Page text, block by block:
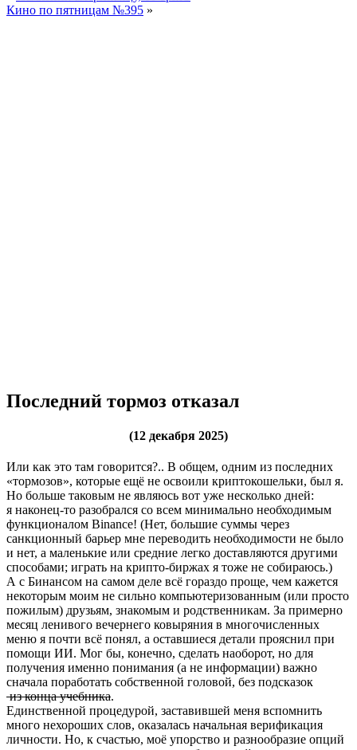
Кино по пятницам №395 »
Последний тормоз отказал
(12 декабря 2025)
Или как это там говорится?.. В общем, одним из последних
«тормозов», которые ещё не освоили криптокошельки, был я.
Но больше таковым не являюсь вот уже несколько дней:
я наконец-то разобрался со всем минимально необходимым
функционалом Binance! (Нет, большие суммы через
санкционный барьер мне переводить необходимости не было
и нет, а маленькие или средние легко доставляются другими
способами; играть на крипто-биржах я тоже не собираюсь.)
А с Бинансом на самом деле всё гораздо проще, чем кажется
некоторым моим не сильно компьютеризованным (или просто
пожилым) друзьям, знакомым и родственникам. За примерно
месяц ленивого вечернего ковыряния в многочисленных
меню я почти всё понял, а оставшиеся детали прояснил при
помощи ИИ. Мог бы, конечно, сделать наоборот, но для
получения именно понимания (а не информации) важно
сначала поработать собственной головой, без подсказок
из конца учебника.
Единственной процедурой, заставившей меня вспомнить
много нехороших слов, оказалась начальная верификация
личности. Но, к счастью, моё упорство и разнообразие опций